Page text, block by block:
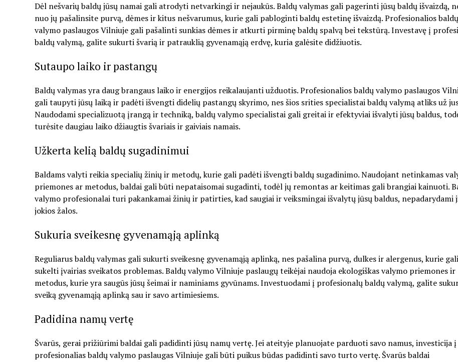
Dėl nešvarių baldų jūsų namai gali atrodyti netvarkingi ir nejaukūs. Baldų valymas gali pagerinti jūsų baldų išvaizdą,
nuo jų pašalinsite purvą, dėmes ir kitus nešvarumus, kurie gali pabloginti baldų estetinę išvaizdą. Profesionalios baldų
valymo paslaugos Vilniuje gali pašalinti sunkias dėmes ir atkurti pirminę baldų spalvą bei tekstūrą. Investavę į
baldų valymą, galite sukurti švarią ir patrauklią gyvenamąją erdvę, kuria galėsite didžiuotis.
Sutaupo laiko ir pastangų
Baldų valymas yra daug brangaus laiko ir energijos reikalaujanti užduotis. Profesionalios baldų valymo paslaugos
gali taupyti jūsų laiką ir padėti išvengti didelių pastangų skyrimo, nes šios srities specialistai baldų valymą atliks už
Naudodami specializuotą įrangą ir techniką, baldų valymo specialistai gali greitai ir efektyviai išvalyti jūsų baldus,
turėsite daugiau laiko džiaugtis švariais ir gaiviais namais.
Užkerta kelią baldų sugadinimui
Baldams valyti reikia specialių žinių ir metodų, kurie gali padėti išvengti baldų sugadinimo. Naudojant netinkamas
priemones ar metodus, baldai gali būti nepataisomai sugadinti, todėl jų remontas ar keitimas gali brangiai kainuoti.
valymo profesionalai turi pakankamai žinių ir patirties, kad saugiai ir veiksmingai išvalytų jūsų baldus, nepadarydami
jokios žalos.
Sukuria sveikesnę gyvenamąją aplinką
Reguliarus baldų valymas gali sukurti sveikesnę gyvenamąją aplinką, nes pašalina purvą, dulkes ir alergenus, kurie gali
sukelti įvairias sveikatos problemas. Baldų valymo Vilniuje paslaugų teikėjai naudoja ekologiškas valymo priemones ir
metodus, kurie yra saugūs jūsų šeimai ir naminiams gyvūnams. Investuodami į profesionalų baldų valymą, galite
sveiką gyvenamąją aplinką sau ir savo artimiesiems.
Padidina namų vertę
Švarūs, gerai prižiūrimi baldai gali padidinti jūsų namų vertę. Jei ateityje planuojate parduoti savo namus, investicija į
profesionalias baldų valymo paslaugas Vilniuje gali būti puikus būdas padidinti savo turto vertę. Švarūs baldai